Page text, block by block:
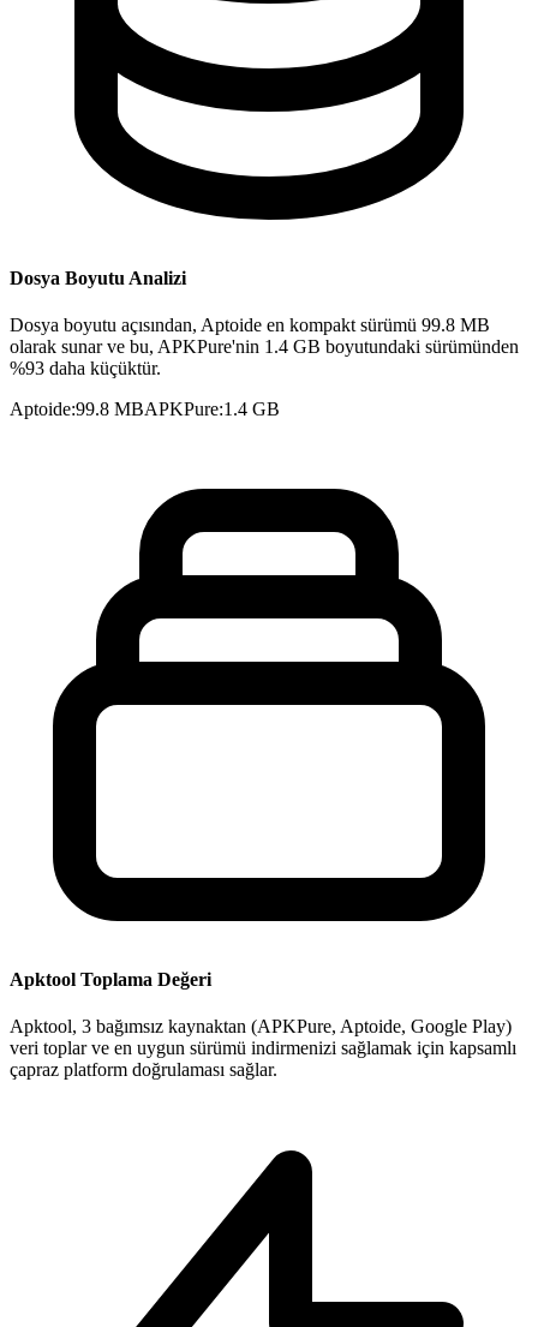
Dosya Boyutu Analizi
Dosya boyutu açısından, Aptoide en kompakt sürümü 99.8 MB
olarak sunar ve bu, APKPure'nin 1.4 GB boyutundaki sürümünden
%93 daha küçüktür.
Aptoide:99.8 MBAPKPure:1.4 GB
Apktool Toplama Değeri
Apktool, 3 bağımsız kaynaktan (APKPure, Aptoide, Google Play)
veri toplar ve en uygun sürümü indirmenizi sağlamak için kapsamlı
çapraz platform doğrulaması sağlar.